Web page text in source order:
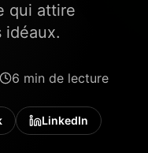
qui attire
idéaux.
6 min de lecture
LinkedIn